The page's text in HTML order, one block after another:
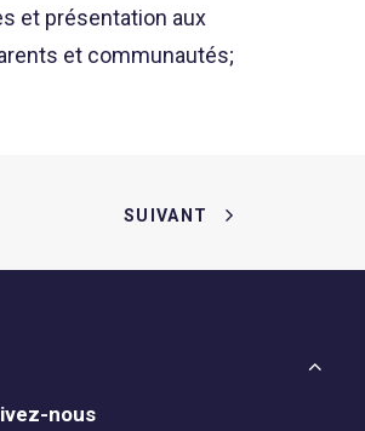
et présentation aux
et communautés;
SUIVANT
nous